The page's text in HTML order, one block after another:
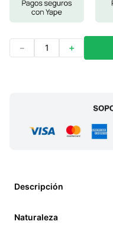
9.
melena leon
＋
－
Descripción
Naturaleza